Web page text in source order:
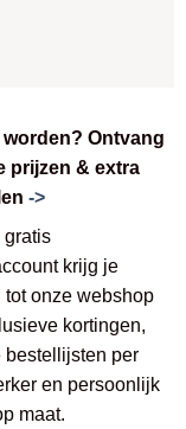
worden? Ontvang
prijzen & extra
->
gratis
krijg je
tot onze webshop
kortingen,
bestellijsten per
en persoonlijk
maat.